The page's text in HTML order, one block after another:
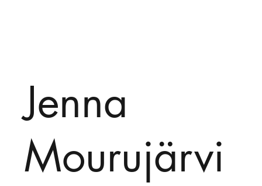
Jenna
Mourujärvi